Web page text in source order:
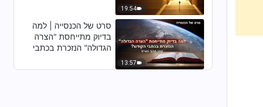
19:54
13:57
סרט של הכנסייה | למה
בדיוק מתייחסת "הצרה
הגדולה" הנזכרת בכתבי
מסרט)